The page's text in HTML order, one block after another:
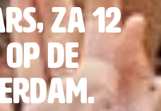
za 12
de